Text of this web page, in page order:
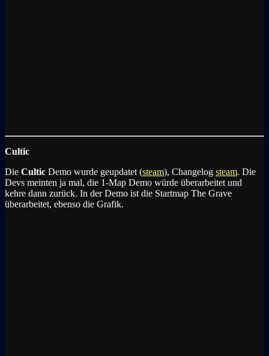
Cultic
Die Cultic Demo wurde geupdatet (steam), Changelog steam. Die
Devs meinten ja mal, die 1-Map Demo würde überarbeitet und
kehre dann zurück. In der Demo ist die Startmap The Grave
überarbeitet, ebenso die Grafik.